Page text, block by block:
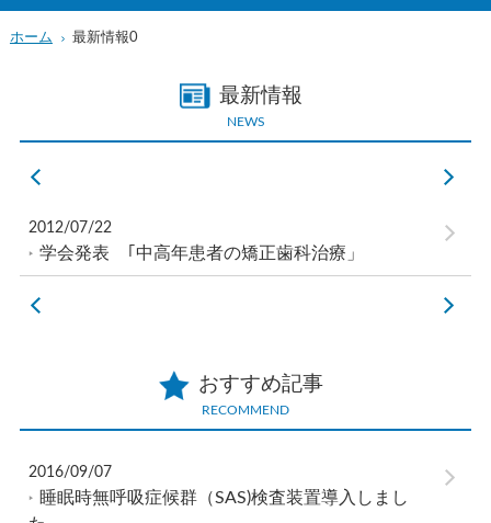
ホーム 最新情報0
最新情報
NEWS
2012/07/22
学会発表 ｢中高年患者の矯正歯科治療」
おすすめ記事
RECOMMEND
2016/09/07
睡眠時無呼吸症候群（SAS)検査装置導入しまし